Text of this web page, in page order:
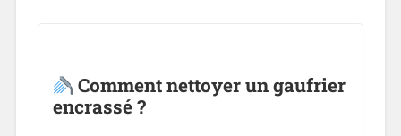
Comment nettoyer un gaufrier
encrassé ?